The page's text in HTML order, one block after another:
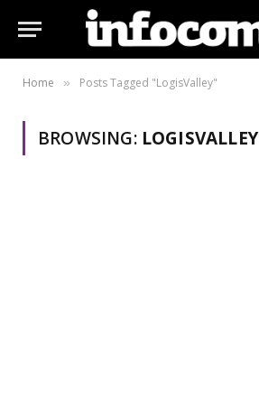
Home » Posts Tagged "LogisValley"
BROWSING: LOGISVALLEY